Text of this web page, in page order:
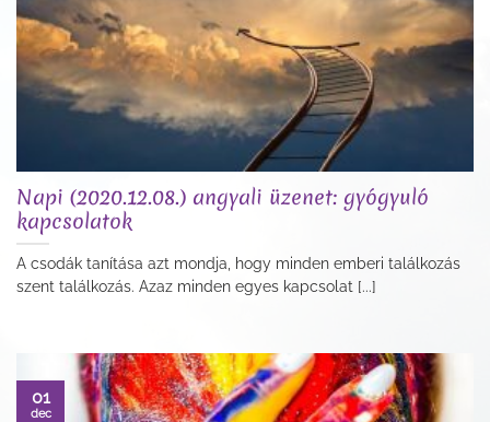
Napi (2020.12.08.) angyali üzenet: gyógyuló
kapcsolatok
A csodák tanítása azt mondja, hogy minden emberi találkozás
szent találkozás. Azaz minden egyes kapcsolat [...]
01
dec